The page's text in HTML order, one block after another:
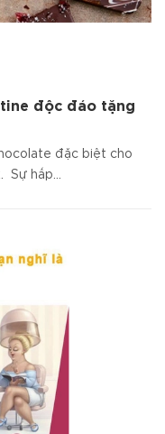
độc đáo tặng
đặc biệt cho
Sự hấp...